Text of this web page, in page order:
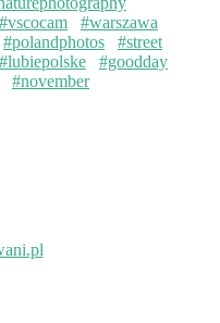
#vscocam
#warszawa
#polandphotos
#street
#lubiepolske
#goodday
#november